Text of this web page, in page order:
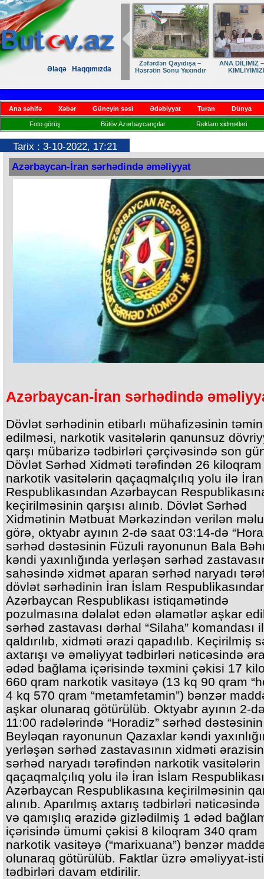
Əlaqə Haqqımızda
Zəfərdən Qayıdışa –
Həsrətin Sonu Yaxındır
ANA DİLİMİZ
Ana səhifə Xəbər Güneyin səsi Ədəbiyyat Turan Dünya
Foto görüş Bütöv Azərbaycançılar Reklam xidmətləri
Tarix : 3-10-2022, 17:21
Azərbaycan-İran sərhədində əməliyyat
Azərbaycan-İran sərhədində
Dövlət sərhədinin etibarlı mühafizəsinin təmin
edilməsi, narkotik vasitələrin qanunsuz
qarşı mübarizə tədbirləri çərçivəsində son
Dövlət Sərhəd Xidməti tərəfindən 26 kiloqram
narkotik vasitələrin qaçaqmalçılıq yolu ilə
Respublikasından Azərbaycan
keçirilməsinin qarşısı alınıb. Dövlət Sərhəd
Xidmətinin Mətbuat Mərkəzindən verilən
görə, oktyabr ayının 2-də saat 03:14-də
sərhəd dəstəsinin Füzuli rayonunun Bala
kəndi yaxınlığında yerləşən sərhəd
sahəsində xidmət aparan sərhəd naryadı
dövlət sərhədinin İran İslam
Azərbaycan Respublikası istiqamətində
pozulmasına dəlalət edən əlamətlər aşkar
sərhəd zastavası dərhal “Silaha” komandası
qaldırılıb, xidməti ərazi qapadılıb. Keçirilmiş
axtarışı və əməliyyat tədbirləri nəticəsində
ədəd bağlama içərisində təxmini çəkisi 17
660 qram narkotik vasitəyə (13 kq 90 qram
4 kq 570 qram “metamfetamin”) bənzər
aşkar olunaraq götürülüb. Oktyabr ayının 2-
11:00 radələrində “Horadiz” sərhəd dəstəsinin
Beyləqan rayonunun Qazaxlar kəndi
yerləşən sərhəd zastavasının xidməti
sərhəd naryadı tərəfindən narkotik vasitələrin
qaçaqmalçılıq yolu ilə İran İslam
Azərbaycan Respublikasına keçirilməsinin
alınıb. Aparılmış axtarış tədbirləri
və qamışlıq ərazidə gizlədilmiş 1 ədəd
içərisində ümumi çəkisi 8 kiloqram 340 qram
narkotik vasitəyə (“marixuana”) bənzər
olunaraq götürülüb. Faktlar üzrə əməliyyаt-
tədbirləri dаvаm еtdirilir.